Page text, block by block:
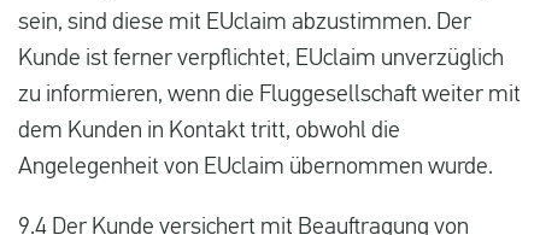
sein, sind diese mit EUclaim abzustimmen. Der
Kunde ist ferner verpflichtet, EUclaim unverzüglich
zu informieren, wenn die Fluggesellschaft weiter mit
dem Kunden in Kontakt tritt, obwohl die
Angelegenheit von EUclaim übernommen wurde.
9.4 Der Kunde versichert mit Beauftragung von